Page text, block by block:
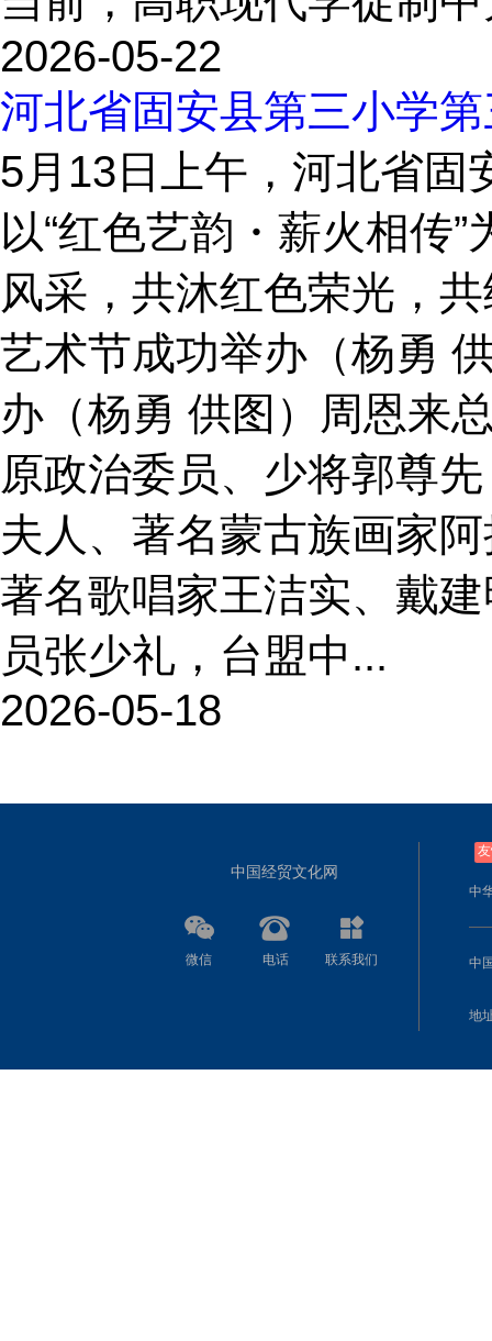
2026-05-22
河北省固安县第三小学
5月13日上午，河北省固
以“红色艺韵・薪火相传
风采，共沐红色荣光，
艺术节成功举办（杨勇
办（杨勇 供图）周恩来
原政治委员、少将郭尊
夫人、著名蒙古族画家
著名歌唱家王洁实、戴
员张少礼，台盟中...
2026-05-18
中国经贸文化网
微信 电话 联系我们
中
中
地